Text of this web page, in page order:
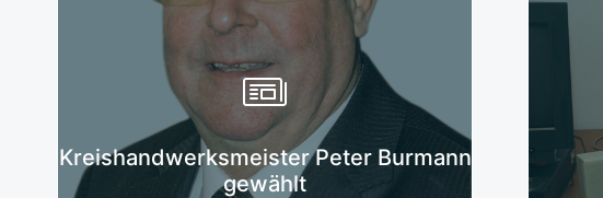
Kreishandwerksmeister Peter Burmann
gewählt
Mehr erfahren